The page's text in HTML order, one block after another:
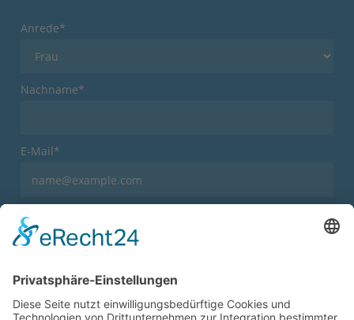
Anrede*
Nachname*
E-Mail*
Welche News möchten Sie erhalten?
Über STOLLE
Branchennews
diesen.